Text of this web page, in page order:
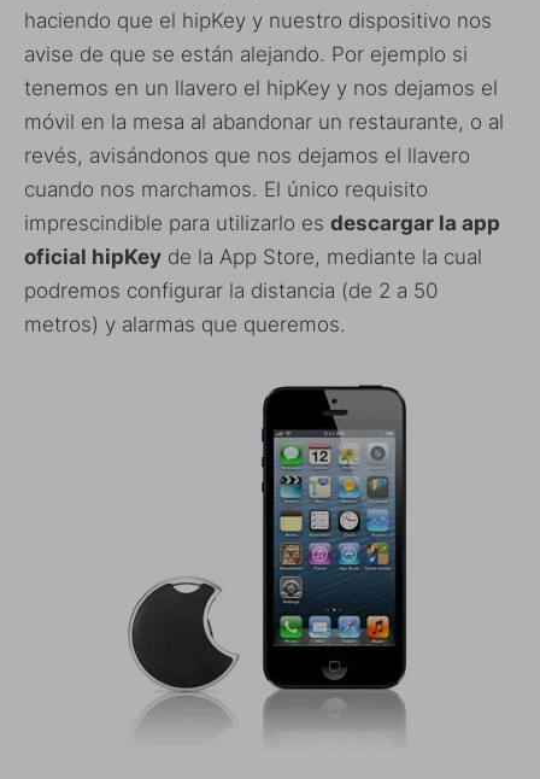
haciendo que el hipKey y nuestro dispositivo nos
avise de que se están alejando. Por ejemplo si
tenemos en un llavero el hipKey y nos dejamos el
móvil en la mesa al abandonar un restaurante, o al
revés, avisándonos que nos dejamos el llavero
cuando nos marchamos. El único requisito
imprescindible para utilizarlo es descargar la app
oficial hipKey de la App Store, mediante la cual
podremos configurar la distancia (de 2 a 50
metros) y alarmas que queremos.